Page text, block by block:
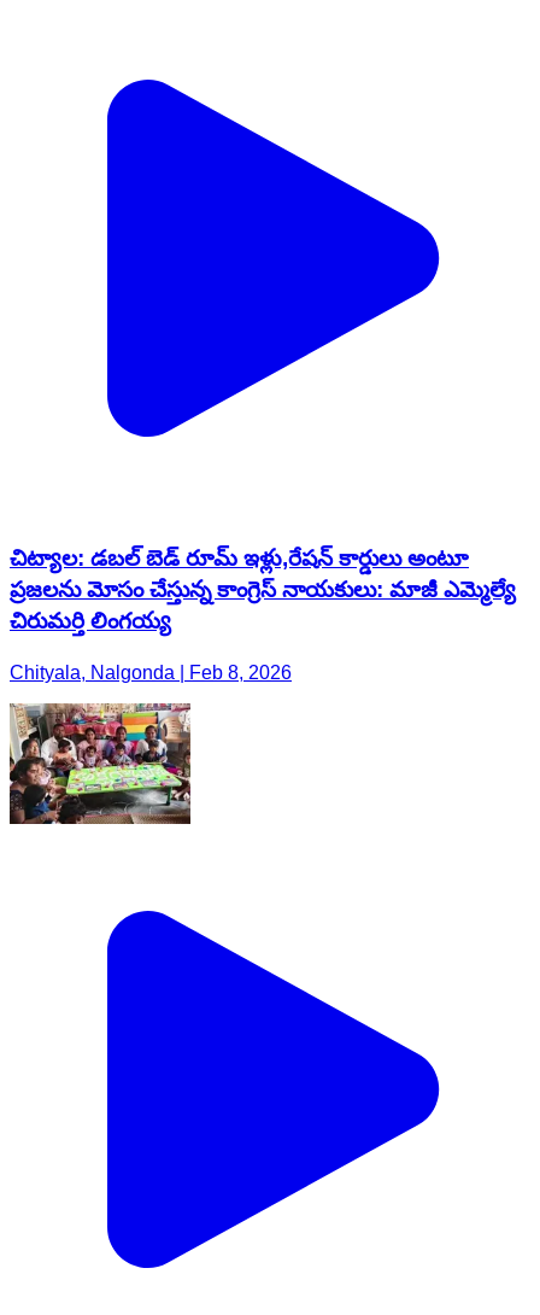
చిట్యాల: డబల్ బెడ్ రూమ్ ఇళ్లు,రేషన్ కార్డులు అంటూ
ప్రజలను మోసం చేస్తున్న కాంగ్రెస్ నాయకులు: మాజీ ఎమ్మెల్యే
చిరుమర్తి లింగయ్య
Chityala, Nalgonda | Feb 8, 2026